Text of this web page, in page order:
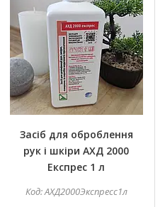
Засіб для оброблення
рук і шкіри АХД 2000
Експрес 1 л
АХД2000Экспресс1л